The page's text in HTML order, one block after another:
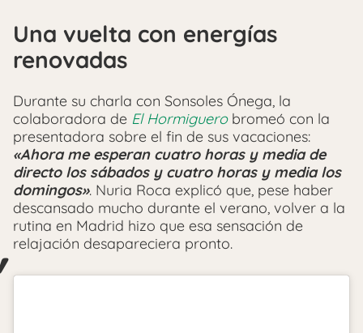
Una vuelta con energías
renovadas
Durante su charla con Sonsoles Ónega, la
colaboradora de El Hormiguerobromeó con la
presentadora sobre el fin de sus vacaciones:
«Ahora me esperan cuatro horas y media de
directo los sábados y cuatro horas y media los
domingos». Nuria Roca explicó que, pese haber
descansado mucho durante el verano, volver a la
rutina en Madrid hizo que esa sensación de
relajación desapareciera pronto.